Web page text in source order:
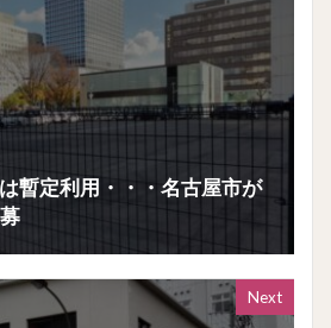
暫定利用・・・名古屋市が
Next